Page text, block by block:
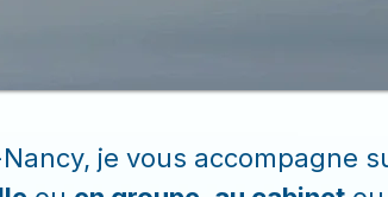
je vous accompagne